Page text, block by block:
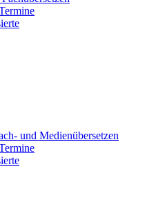
und Medienübersetzen